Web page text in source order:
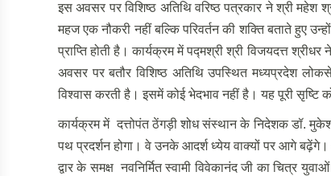
इस अवसर पर विशिष्ठ अतिथि वरिष्ठ पत्रकार ने श्री महेश
महज एक नौकरी नहीं बल्कि परिवर्तन की शक्ति बताते हुए
प्राप्ति होती है। कार्यक्रम में पद्मश्री श्री विजयदत्त
अवसर पर बतौर विशिष्ठ अतिथि उपस्थित मध्यप्रदेश
विश्वास करती है। इसमें कोई भेदभाव नहीं है। यह पूरी सृष्टि
कार्यक्रम में दत्तोपंत ठेंगड़ी शोध संस्थान के निदेशक डॉ.
पथ प्रदर्शन होगा। वे उनके आदर्श ध्येय वाक्यों पर आगे बढ़ेंगे।
द्वार के समक्ष नवनिर्मित स्वामी विवेकानंद जी का चित्र